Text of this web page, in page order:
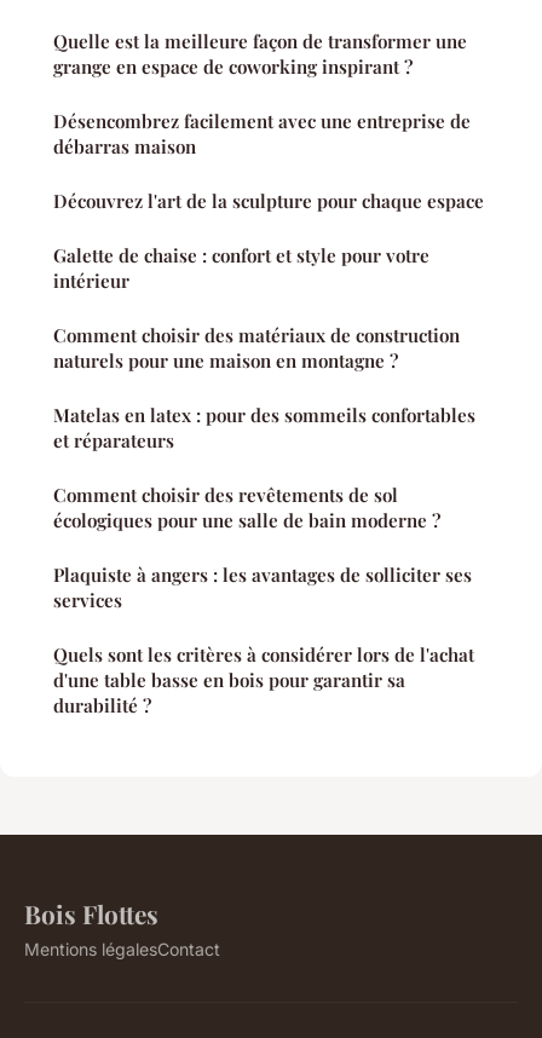
Quelle est la meilleure façon de transformer une
grange en espace de coworking inspirant ?
Désencombrez facilement avec une entreprise de
débarras maison
Découvrez l'art de la sculpture pour chaque espace
Galette de chaise : confort et style pour votre
intérieur
Comment choisir des matériaux de construction
naturels pour une maison en montagne ?
Matelas en latex : pour des sommeils confortables
et réparateurs
Comment choisir des revêtements de sol
écologiques pour une salle de bain moderne ?
Plaquiste à angers : les avantages de solliciter ses
services
Quels sont les critères à considérer lors de l'achat
d'une table basse en bois pour garantir sa
durabilité ?
Bois Flottes
Mentions légalesContact